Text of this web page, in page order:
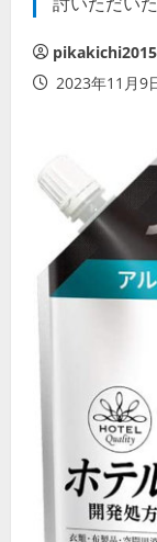
2023年11月9